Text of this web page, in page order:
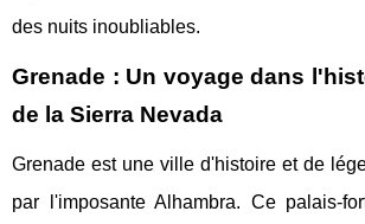
des nuits inoubliables.
Grenade : Un voyage dans
de la Sierra Nevada
Grenade est une ville d'histoire et de
par l'imposante Alhambra. Ce palais-